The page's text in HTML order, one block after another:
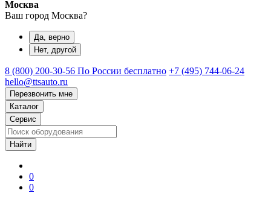
Москва
Ваш город Москва?
Да, верно
Нет, другой
8 (800) 200-30-56 По России бесплатно +7 (495) 744-06-24
hello@ttsauto.ru
Перезвонить мне
Каталог
Сервис
0
0